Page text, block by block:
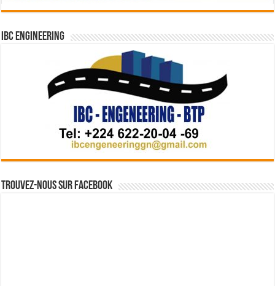
IBC Engineering
Trouvez-nous sur Facebook